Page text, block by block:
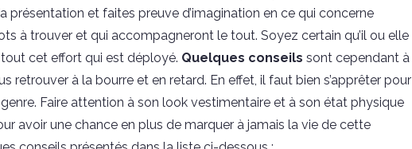
présentation et faites preuve d’imagination en ce qui concerne
à trouver et qui accompagneront le tout. Soyez certain qu’il ou elle
cet effort qui est déployé. Quelques conseils sont cependant à
retrouver à la bourre et en retard. En effet, il faut bien s’apprêter pour
Faire attention à son look vestimentaire et à son état physique
avoir une chance en plus de marquer à jamais la vie de cette